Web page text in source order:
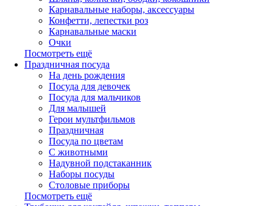
Карнавальные наборы, аксессуары
Конфетти, лепестки роз
Карнавальные маски
Очки
Посмотреть ещё
Праздничная посуда
На день рождения
Посуда для девочек
Посуда для мальчиков
Для малышей
Герои мультфильмов
Праздничная
Посуда по цветам
С животными
Надувной подстаканник
Наборы посуды
Столовые приборы
Посмотреть ещё